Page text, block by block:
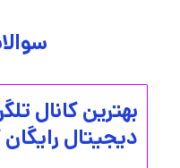
بهترین کانال
دیجیتال